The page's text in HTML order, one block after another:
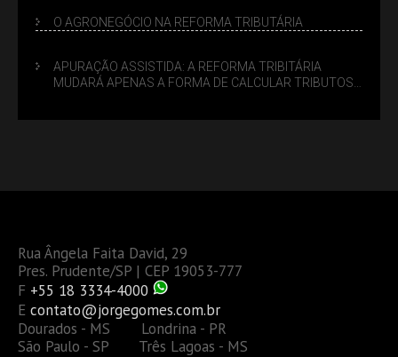
O AGRONEGÓCIO NA REFORMA TRIBUTÁRIA
APURAÇÃO ASSISTIDA: A REFORMA TRIBITÁRIA
MUDARÁ APENAS A FORMA DE CALCULAR TRIBUTOS
Rua Ângela Faita David, 29
Pres. Prudente/SP | CEP 19053-777
F +55 18 3334-4000
E contato@jorgegomes.com.br
Dourados - MS Londrina - PR
São Paulo - SP Três Lagoas - MS